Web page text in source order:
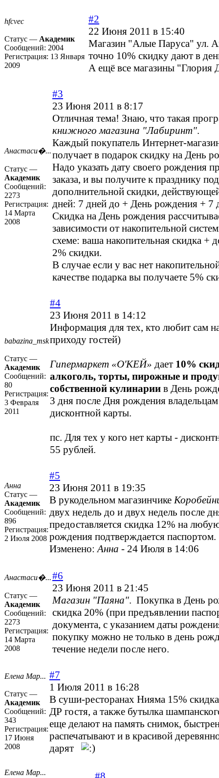
hfcvec
Статус — Академик
Сообщений: 2004
Регистрация: 13 Января
2009
#2
22 Июня 2011 в 15:40
Магазин "Алые Паруса" ул.
точно 10% скидку дают в
А ещё все магазины "Глория
Анастаси�...
Статус —
Академик
Сообщений:
2273
Регистрация:
14 Марта
2008
#3
23 Июня 2011 в 8:17
Отличная тема! Знаю, что такая
книжного магазина "Лабиринт".
Каждый покупатель Интернет-
получает в подарок скидку на День
Надо указать дату своего рождения
заказа, и вы получите к празднику
дополнительной скидки,
дней: 7 дней до + День рождения + 7
Скидка на День рождения
зависимости от накопительной
схеме: ваша накопительная скидка +
2% скидки.
В случае если у вас нет
качестве подарка вы получаете 5%
babazina_msk
Статус —
Академик
Сообщений:
80
Регистрация:
3 Февраля
2011
#4
23 Июня 2011 в 14:12
Информация для тех, кто любит сам
приходу гостей)
Гипермаркет «О'КЕЙ» дает 10%
алкоголь, торты, пирожные и
собственной кулинарии в День
3 дня после Дня рождения
дисконтной карты.
пс. Для тех у кого нет карты -
55 рублей.
Анна
Статус —
Академик
Сообщений:
896
Регистрация:
2 Июля 2008
#5
23 Июня 2011 в 19:35
В рукодельном магазинчике
двух недель до и двух недель после
предоставляется скидка 12% на
рождения подтверждается паспортом.
Изменено:Анна - 24 Июля в 14:06
Анастаси�...
Статус —
Академик
Сообщений:
2273
Регистрация:
14 Марта
2008
#6
23 Июня 2011 в 21:45
Магазин "Паяна". Покупка в День
скидка 20% (при предъявлении
документа, с указанием даты
покупку можно не только в день
течение недели после него.
Елена Мар...
Статус —
Академик
Сообщений:
343
Регистрация:
17 Июня
2008
#7
1 Июля 2011 в 16:28
В суши-ресторанах Нияма 15% скидка
ДР гостя, а также бутылка
еще делают на память снимок,
распечатывают и в красивой
дарят
Елена Мар...